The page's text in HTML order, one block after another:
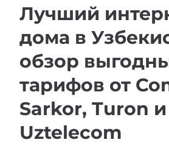
Лучший
дома в
обзор
тарифов от
Sarkor, Turon и
Uztelecom